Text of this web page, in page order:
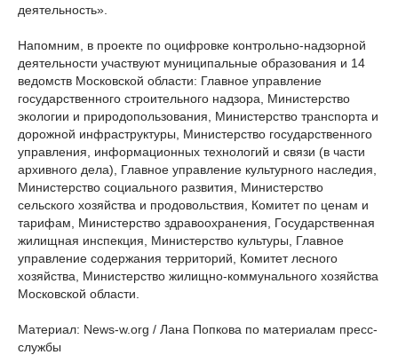
деятельность».
Напомним, в проекте по оцифровке контрольно-надзорной
деятельности участвуют муниципальные образования и 14
ведомств Московской области: Главное управление
государственного строительного надзора, Министерство
экологии и природопользования, Министерство транспорта и
дорожной инфраструктуры, Министерство государственного
управления, информационных технологий и связи (в части
архивного дела), Главное управление культурного наследия,
Министерство социального развития, Министерство
сельского хозяйства и продовольствия, Комитет по ценам и
тарифам, Министерство здравоохранения, Государственная
жилищная инспекция, Министерство культуры, Главное
управление содержания территорий, Комитет лесного
хозяйства, Министерство жилищно-коммунального хозяйства
Московской области.
Материал: News-w.org / Лана Попкова по материалам пресс-
службы